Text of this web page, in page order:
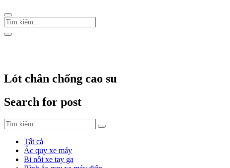
Lót chân chống cao su
Search for post
Tất cả
Ắc quy xe máy
Bi nồi xe tay ga